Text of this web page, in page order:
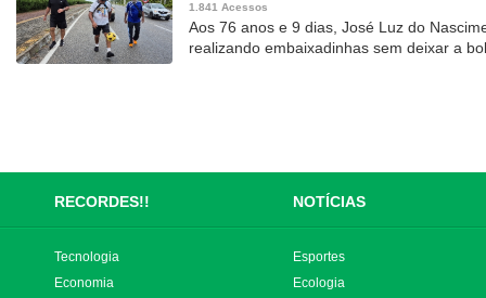
1.841 Acessos
Aos 76 anos e 9 dias, José Luz do
realizando embaixadinhas sem deixar a
RECORDES!! NOTÍCIAS
Tecnologia
Economia
Esportes
Ecologia